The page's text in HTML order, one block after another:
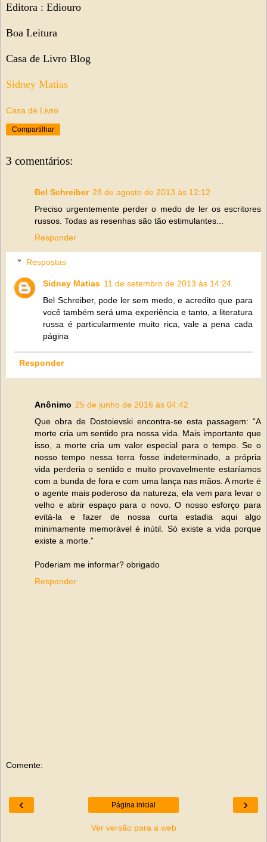
Editora : Ediouro
Boa Leitura
Casa de Livro Blog
Sidney Matias
Casa de Livro
Compartilhar
3 comentários:
Bel Schreiber 28 de agosto de 2013 às 12:12
Preciso urgentemente perder o medo de ler os escritores
russos. Todas as resenhas são tão estimulantes...
Responder
Respostas
Sidney Matias 11 de setembro de 2013 às 14:24
Bel Schreiber, pode ler sem medo, e acredito que para
você também será uma experiência e tanto, a literatura
russa é particularmente muito rica, vale a pena cada
página
Responder
Anônimo 25 de junho de 2016 às 04:42
Que obra de Dostoievski encontra-se esta passagem: “A
morte cria um sentido pra nossa vida. Mais importante que
isso, a morte cria um valor especial para o tempo. Se o
nosso tempo nessa terra fosse indeterminado, a própria
vida perderia o sentido e muito provavelmente estaríamos
com a bunda de fora e com uma lança nas mãos. A morte é
o agente mais poderoso da natureza, ela vem para levar o
velho e abrir espaço para o novo. O nosso esforço para
evitá-la e fazer de nossa curta estadia aqui algo
minimamente memorável é inútil. Só existe a vida porque
existe a morte.”
Poderiam me informar? obrigado
Responder
Comente:
‹ ›
Página inicial
Ver versão para a web